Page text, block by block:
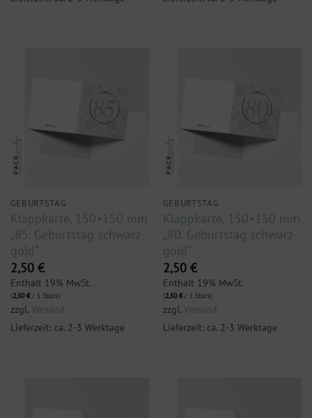
GEBURTSTAG
Klappkarte, 150×150 mm
„85. Geburtstag schwarz-
gold“
2,50 €
Enthält 19% MwSt.
(2,50€/ 1 Stück)
zzgl. Versand
Lieferzeit: ca. 2-3 Werktage
GEBURTSTAG
Klappkarte, 150×150 mm
„80. Geburtstag schwarz-
gold“
2,50 €
Enthält 19% MwSt.
(2,50€/ 1 Stück)
zzgl. Versand
Lieferzeit: ca. 2-3 Werktage